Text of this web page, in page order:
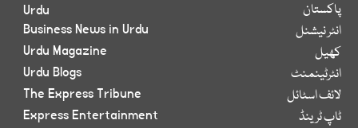
پاکستان
انٹر نیشنل
کھیل
انٹرٹینمنٹ
لائف اسٹائل
ٹاپ ٹرینڈ
Urdu
Business News in Urdu
Urdu Magazine
Urdu Blogs
The Express Tribune
Express Entertainment